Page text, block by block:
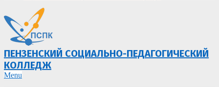
ПЕНЗЕНСКИЙ СОЦИАЛЬНО-ПЕДАГОГИЧЕСКИЙ
КОЛЛЕДЖ
Primary
Menu